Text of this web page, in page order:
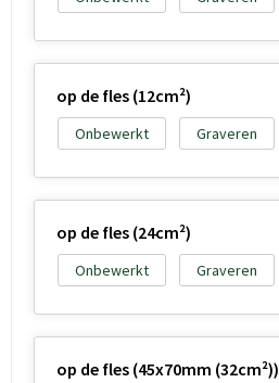
op de fles (12cm²)
Onbewerkt Graveren
op de fles (24cm²)
Onbewerkt Graveren
op de fles (45x70mm (32cm²))